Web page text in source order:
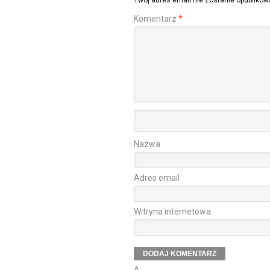
Komentarz *
Nazwa
Adres email
Witryna internetowa